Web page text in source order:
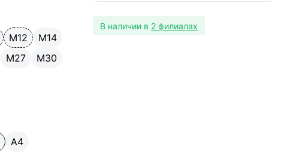
М12
М14
М27
М30
А4
В наличии в 2 филиалах